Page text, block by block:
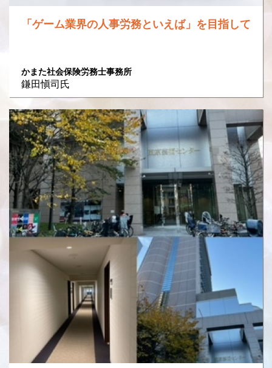
「ゲーム業界の人事労務といえば」を目指して
かまた社会保険労務士事務所
鎌田愼司氏